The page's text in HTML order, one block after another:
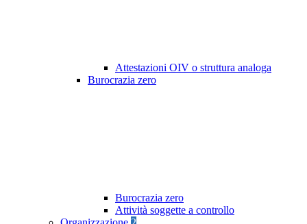
Attestazioni OIV o struttura analoga
Burocrazia zero
Burocrazia zero
Attività soggette a controllo